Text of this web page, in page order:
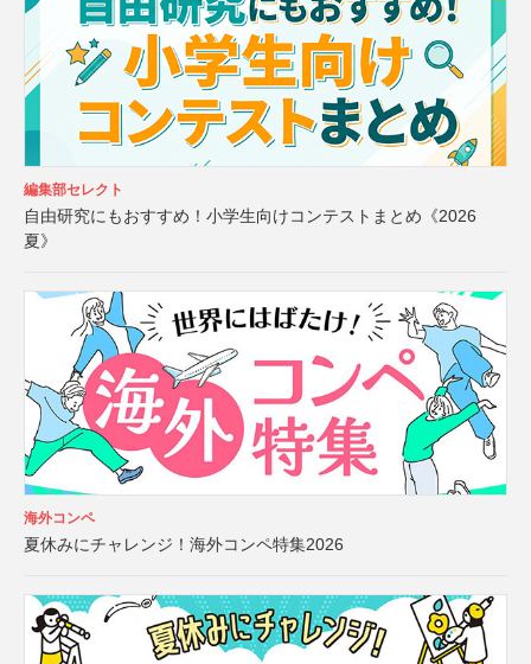
編集部セレクト
自由研究にもおすすめ！小学生向けコンテストまとめ《2026
夏》
海外コンペ
夏休みにチャレンジ！海外コンペ特集2026